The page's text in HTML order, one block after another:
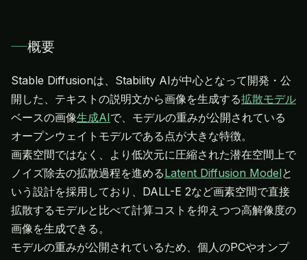
概要
Stable Diffusionは、Stability AIが中心となって開発・公
開した、テキストの説明文から画像を生成する拡散モデル
ベースの画像生成AIで、モデルの重みが公開されている
オープンウェイトモデルである点が大きな特徴。
画素空間ではなく、より低次元に圧縮された潜在空間上で
ノイズ除去の拡散過程を進めるLatent Diffusion Modelと
いう設計を採用しており、DALL-E 2など画素空間で直接
拡散するモデルと比べて計算コストを抑えつつ高解像度の
画像を生成できる。
モデルの重みが公開されているため、個人のPCやオンプ